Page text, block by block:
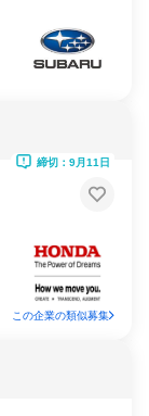
締切：9月11日
この企業の類似募集